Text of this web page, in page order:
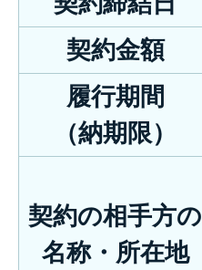
契約金額
履行期間
（納期限）
契約の相手方の
名称・所在地